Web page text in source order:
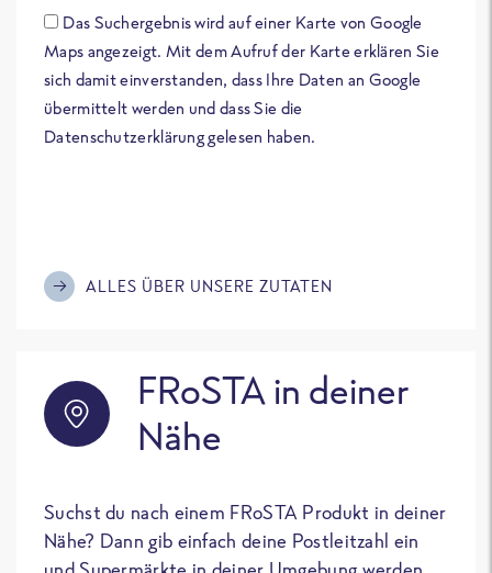
Das Suchergebnis wird auf einer Karte von Google
Maps angezeigt. Mit dem Aufruf der Karte erklären Sie
sich damit einverstanden, dass Ihre Daten an Google
übermittelt werden und dass Sie die
Datenschutzerklärung gelesen haben.
ALLES ÜBER UNSERE ZUTATEN
FRoSTA in deiner
Nähe
Suchst du nach einem FRoSTA Produkt in deiner
Nähe? Dann gib einfach deine Postleitzahl ein